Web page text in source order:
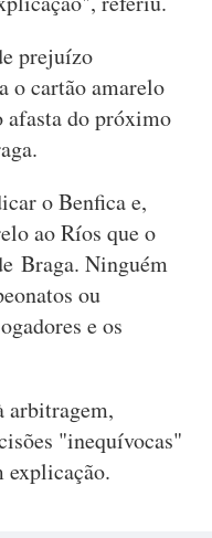
prejuízo
o cartão amarelo
afasta do próximo
o Benfica e,
ao Ríos que o
Braga. Ninguém
ou
e os
arbitragem,
"inequívocas"
explicação.